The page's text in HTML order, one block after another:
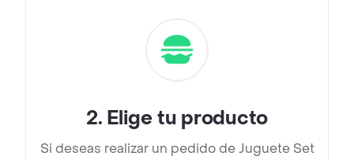
2. Elige tu producto
Si deseas realizar un pedido de Juguete Set